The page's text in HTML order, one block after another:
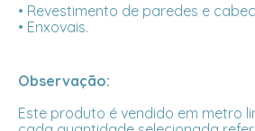
• Revestimento de paredes e
• Enxovais.
Observação:
Este produto é vendido em metro